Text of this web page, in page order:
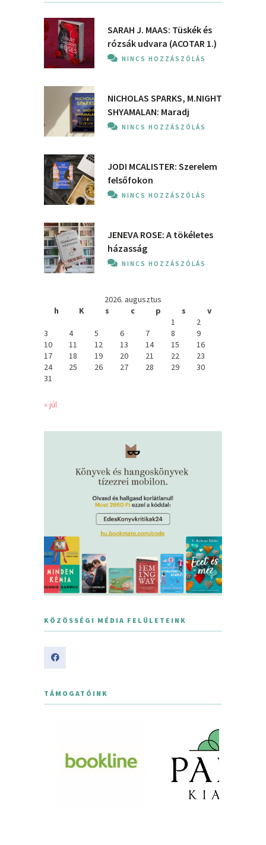
SARAH J. MAAS: Tüskék és
rózsák udvara (ACOTAR 1.)
NINCS HOZZÁSZÓLÁS
NICHOLAS SPARKS, M.NIGHT
SHYAMALAN: Maradj
NINCS HOZZÁSZÓLÁS
JODI MCALISTER: Szerelem
felsőfokon
NINCS HOZZÁSZÓLÁS
JENEVA ROSE: A ​tökéletes
házasság
NINCS HOZZÁSZÓLÁS
2026. augusztus
h
K s c p s
v
1
2
3
4 5 6 7 8
9
10
11 12 13 14 15
16
17
18 19 20 21 22
23
24
25 26 27 28 29
30
31
« júl
KÖZÖSSÉGI MÉDIA FELÜLETEINK
TÁMOGATÓINK